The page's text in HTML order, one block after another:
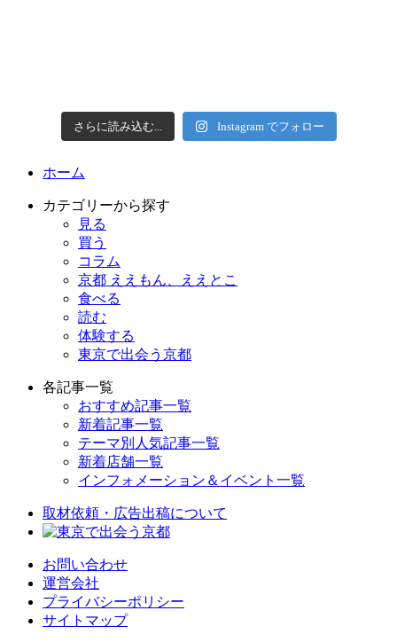
さらに読み込む... Instagram でフォロー
ホーム
カテゴリーから探す
見る
買う
コラム
京都 ええもん、ええとこ
食べる
読む
体験する
東京で出会う京都
各記事一覧
おすすめ記事一覧
新着記事一覧
テーマ別人気記事一覧
新着店舗一覧
インフォメーション＆イベント一覧
取材依頼・広告出稿について
お問い合わせ
運営会社
プライバシーポリシー
サイトマップ